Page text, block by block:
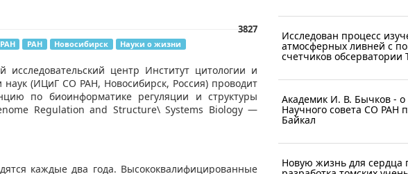
3827
РАН Новосибирск Науки о жизни
центр Институт цитологии и
наук (ИЦиГ СО РАН, Новосибирск, Россия) проводит
по биоинформатике регуляции и структуры
Regulation and Structure\ Systems Biology —
каждые два года. Высококвалифицированные
Исследован процесс
атмосферных ливней с
счетчиков обсерватории
Академик И. В. Бычков - о
Научного совета СО РАН
Байкал
Новую жизнь для сердца